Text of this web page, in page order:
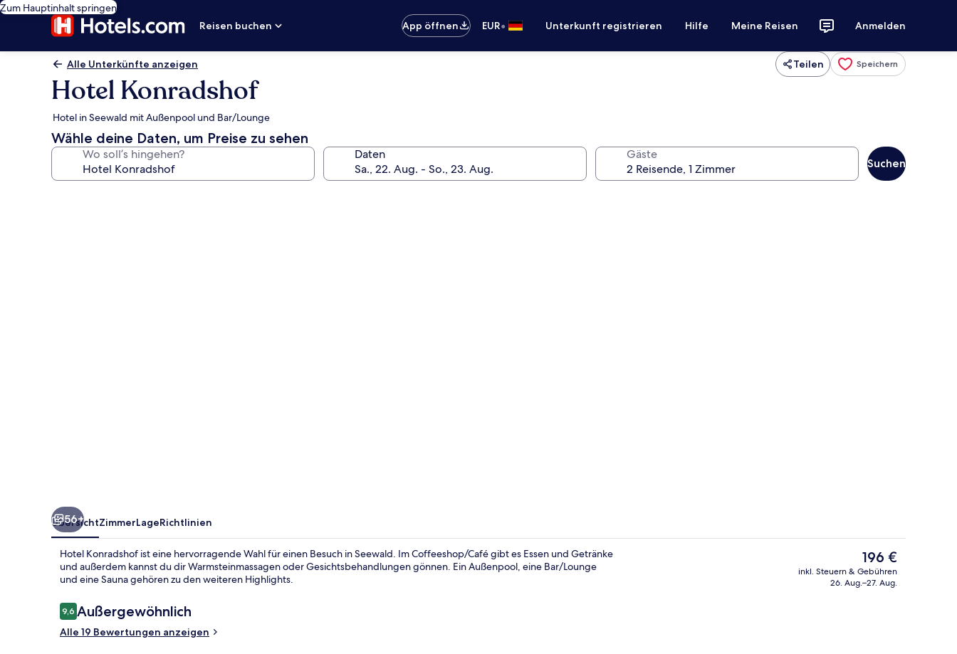
Zum Hauptinhalt springen
Reisen buchen
App öffnen EUR• Unterkunft registrieren Hilfe Meine Reisen Anmelden
Alle Unterkünfte anzeigen Teilen Speichern
Hotel Konradshof
Hotel in Seewald mit Außenpool und Bar/Lounge
Wähle deine Daten, um Preise zu sehen
Wo soll’s hingehen? Daten Gäste
Suchen
Warmsteinmassagen,
56+
ÜbersichtZimmerLageRichtlinien
Hotel Konradshof ist eine hervorragende Wahl für einen Besuch in Seewald. Im Coffeeshop/Café gibt es Essen und Getränke
und außerdem kannst du dir Warmsteinmassagen oder Gesichtsbehandlungen gönnen. Ein Außenpool, eine Bar/Lounge
und eine Sauna gehören zu den weiteren Highlights.
Bewertungen
9,69,6 von 10.
Außergewöhnlich
Alle 19 Bewertungen anzeigen
Der
aktuelle
Preis
196 €
inkl. Steuern & Gebühren
26. Aug.–27. Aug.